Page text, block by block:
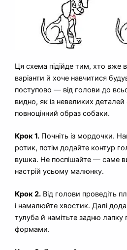
Ця схема підійде тим, хто вже
варіанти й хоче навчитися
поступово — від голови до
видно, як із невеликих
повноцінний образ собаки.
Крок 1. Почніть із мордочки.
ротик, потім додайте контур
вушка. Не поспішайте — саме
настрій усьому малюнку.
Крок 2. Від голови проведіть
і намалюйте хвостик. Далі
тулуба й намітьте задню
формами.